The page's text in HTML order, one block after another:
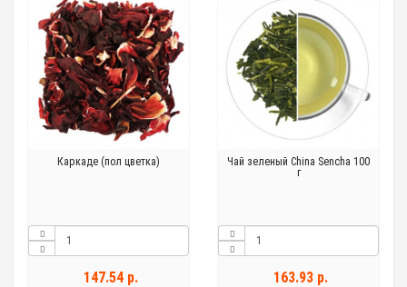
Каркаде (пол цветка)
147.54 р.
Чай зеленый China Sencha 100
г
163.93 р.